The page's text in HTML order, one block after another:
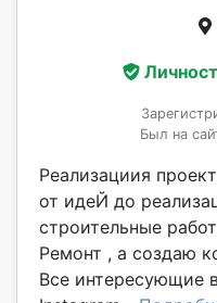
Был на
Реализациия
от идеЙ до
строительные
Ремонт , а создаю
Все интересующие